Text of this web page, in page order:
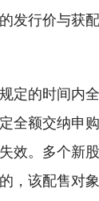
发行价与获
定的时间内
全额交纳申
效。多个新
，该配售对